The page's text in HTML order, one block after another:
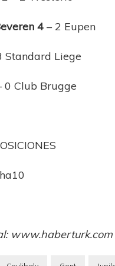
4 – 2 Eupen
Standard Liege
0 Club Brugge
www.haberturk.com
a